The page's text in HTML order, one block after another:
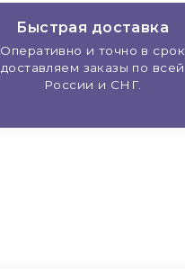
Быстрая доставка
Оперативно и точно в срок
доставляем заказы по всей
России и СНГ.